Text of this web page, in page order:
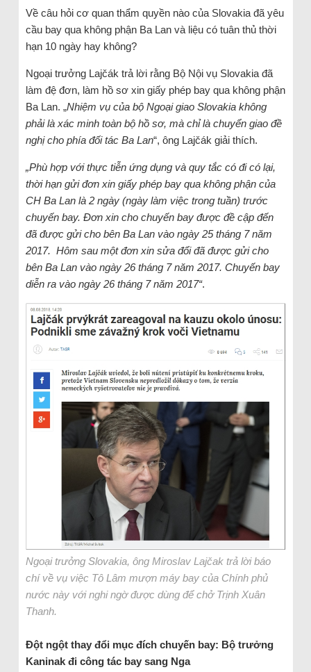
Về câu hỏi cơ quan thẩm quyền nào của Slovakia đã yêu
cầu bay qua không phận Ba Lan và liệu có tuân thủ thời
hạn 10 ngày hay không?
Ngoại trưởng Lajčák trả lời rằng Bộ Nội vụ Slovakia đã
làm đệ đơn, làm hồ sơ xin giấy phép bay qua không phận
Ba Lan. „Nhiệm vụ của bộ Ngoại giao Slovakia không
phải là xác minh toàn bộ hồ sơ, mà chỉ là chuyển giao đề
nghị cho phía đối tác Ba Lan“, ông Lajčák giải thích.
„Phù hợp với thực tiễn ứng dụng và quy tắc có đi có lại,
thời hạn gửi đơn xin giấy phép bay qua không phận của
CH Ba Lan là 2 ngày (ngày làm việc trong tuần) trước
chuyến bay. Đơn xin cho chuyến bay được đề cập đến
đã được gửi cho bên Ba Lan vào ngày 25 tháng 7 năm
2017. Hôm sau một đơn xin sửa đổi đã được gửi cho
bên Ba Lan vào ngày 26 tháng 7 năm 2017. Chuyến bay
diễn ra vào ngày 26 tháng 7 năm 2017“.
Ngoại trưởng Slovakia, ông Miroslav Lajčak trả lời báo
chí về vụ việc Tô Lâm mượn máy bay của Chính phủ
nước này với nghi ngờ được dùng để chở Trịnh Xuân
Thanh.
Đột ngột thay đổi mục đích chuyến bay: Bộ trưởng
Kaninak đi công tác bay sang Nga